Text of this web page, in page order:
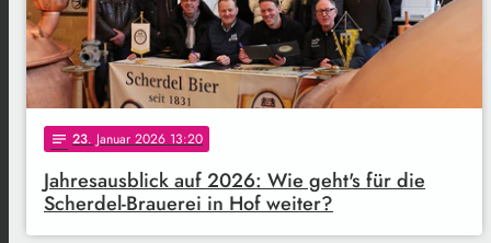
notes 23. Januar 2026 13:20
Jahresausblick auf 2026: Wie geht's für die
Scherdel-Brauerei in Hof weiter?